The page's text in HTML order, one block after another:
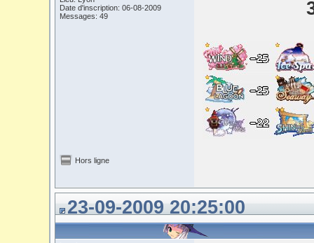
Date d'inscription: 06-08-2009
Messages: 49
Hors ligne
23-09-2009 20:25:00